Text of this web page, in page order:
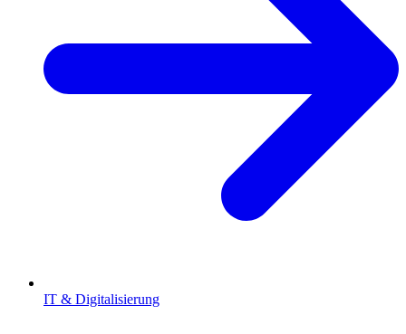
IT & Digitalisierung